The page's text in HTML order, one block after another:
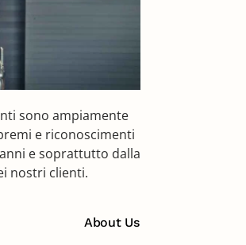
sono ampiamente
e riconoscimenti
e soprattutto dalla
nostri clienti.
About Us